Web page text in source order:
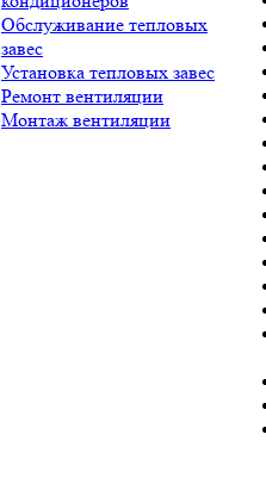
Обслуживание тепловых
завес
Установка тепловых завес
Ремонт вентиляции
Монтаж вентиляции